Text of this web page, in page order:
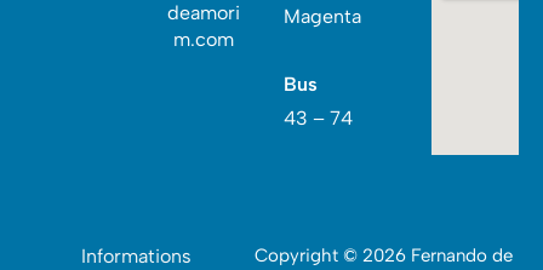
deamori
m.com
Magenta
Bus
43 – 74
Informations
Copyright © 2026 Fernando de